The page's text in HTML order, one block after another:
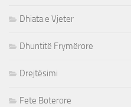
Dhiata e Vjeter
Dhuntitë Frymërore
Drejtësimi
Fete Boterore